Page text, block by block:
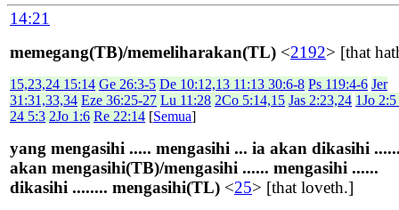
14:21
memegang(TB)/memeliharakan(TL) <2192> [that
15,23,24 15:14 Ge 26:3-5 De 10:12,13 11:13 30:6-8 Ps 119:4-6 Jer
31:31,33,34 Eze 36:25-27 Lu 11:28 2Co 5:14,15 Jas 2:23,24 1Jo
24 5:3 2Jo 1:6 Re 22:14 [Semua]
yang mengasihi ..... mengasihi ... ia akan dikasihi
akan mengasihi(TB)/mengasihi ...... mengasihi ......
dikasihi ........ mengasihi(TL) <25> [that loveth.]